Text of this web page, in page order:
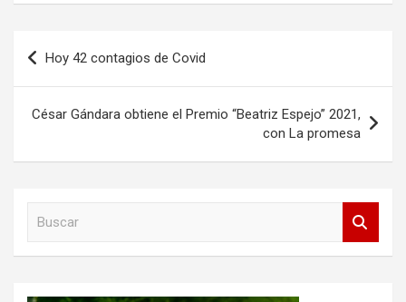
Navegación
de
entradas
Hoy 42 contagios de Covid
César Gándara obtiene el Premio “Beatriz Espejo” 2021,
con La promesa